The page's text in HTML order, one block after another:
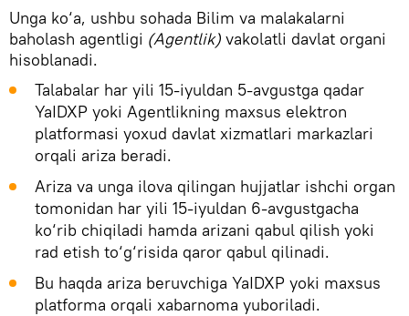
Unga ko‘a, ushbu sohada Bilim va malakalarni
baholash agentligi (Agentlik) vakolatli davlat organi
hisoblanadi.
Talabalar har yili 15-iyuldan 5-avgustga qadar
YaIDXP yoki Agentlikning maxsus elektron
platformasi yoxud davlat xizmatlari markazlari
orqali ariza beradi.
Ariza va unga ilova qilingan hujjatlar ishchi organ
tomonidan har yili 15-iyuldan 6-avgustgacha
ko‘rib chiqiladi hamda arizani qabul qilish yoki
rad etish to‘g‘risida qaror qabul qilinadi.
Bu haqda ariza beruvchiga YaIDXP yoki maxsus
platforma orqali xabarnoma yuboriladi.